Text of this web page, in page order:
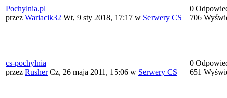
Pochylnia.pl
przez Wariacik32 Wt, 9 sty 2018, 17:17 w Serwery CS
0
706
cs-pochylnia
przez Rusher Cz, 26 maja 2011, 15:06 w Serwery CS
0
651